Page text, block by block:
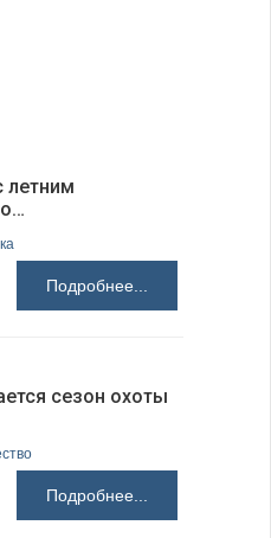
летним
Подробнее...
сезон охоты
Подробнее...